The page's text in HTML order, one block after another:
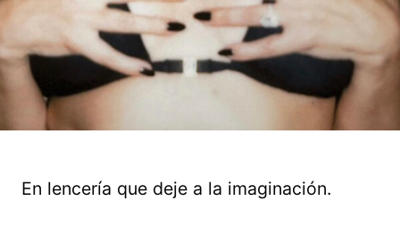
En lencería que deje a la imaginación.